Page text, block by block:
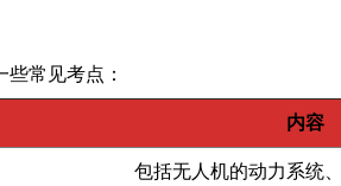
常见考点：
内容
包括无人机的动力系统